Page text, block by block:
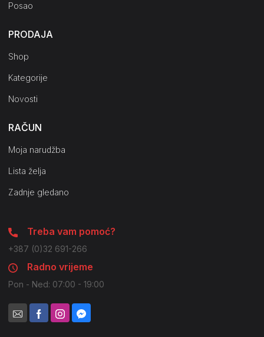
Posao
PRODAJA
Shop
Kategorije
Novosti
RAČUN
Moja narudžba
Lista želja
Zadnje gledano
Treba vam pomoć?
+387 (0)32 691-266
Radno vrijeme
Pon - Ned: 07:00 - 19:00